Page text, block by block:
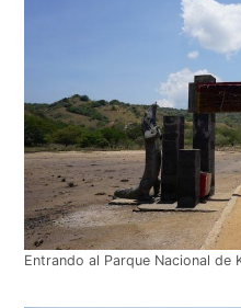
Entrando al Parque Nacional de